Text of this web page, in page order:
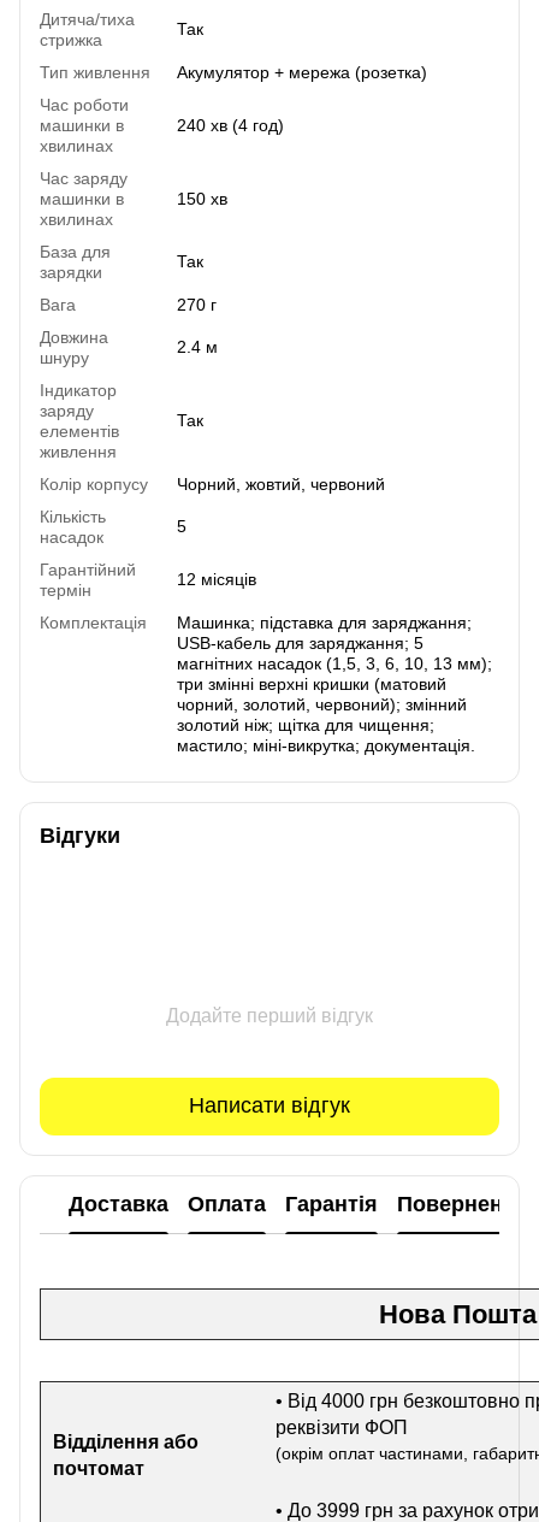
Дитяча/тиха
стрижка
Так
Тип живлення
Акумулятор + мережа (розетка)
Час роботи
машинки в
хвилинах
240 хв (4 год)
Час заряду
машинки в
хвилинах
150 хв
База для
зарядки
Так
Вага
270 г
Довжина
шнуру
2.4 м
Індикатор
заряду
елементів
живлення
Так
Колір корпусу
Чорний, жовтий, червоний
Кількість
насадок
5
Гарантійний
термін
12 місяців
Комплектація
Машинка; підставка для заряджання;
USB-кабель для заряджання; 5
магнітних насадок (1,5, 3, 6, 10, 13 мм);
три змінні верхні кришки (матовий
чорний, золотий, червоний); змінний
золотий ніж; щітка для чищення;
мастило; міні-викрутка; документація.
Відгуки
Додайте перший відгук
Написати відгук
Доставка Оплата Гарантія Повернення
Нова Пошта
Відділення або
почтомат
• Від 4000 грн безкоштовно
реквізити ФОП
(окрім оплат частинами,
• До 3999 грн за рахунок